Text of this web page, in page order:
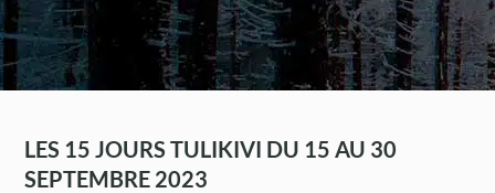
LES 15 JOURS TULIKIVI DU 15 AU 30
SEPTEMBRE 2023